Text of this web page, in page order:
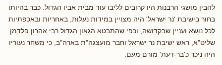
להבין מושגי הרבנות היו קרובים לליבו עוד מבית אביו הגדול. כבר בהיותו
בחור בישיבת 'נר ישראל' היה מצויין במידות נעלות, באחריות ובאכפתיות
לכל נושא ועניין שבקדושה, וכפי שהתבטא הגאון הגדול רבי אהרון פלדמן
שליט"א, ראש ישיבת נר ישראל וחבר מועצגה"ת בארה"ב, כי משחר נעוריו
היה ניכר כ'בר-דעת' מורם מעם.